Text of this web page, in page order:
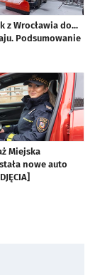
z Wrocławia do...
Podsumowanie
Miejska
nowe auto